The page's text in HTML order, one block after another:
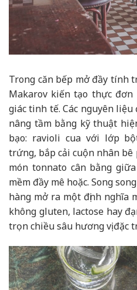
Trong căn bếp mở đầy tính
Makarov kiến tạo thực
giác tinh tế. Các nguyên
nâng tầm bằng kỹ thuật
bạo: ravioli cua với lớp
trứng, bắp cải cuộn nhân
món tonnato cân bằng
mềm đầy mê hoặc. Song
hàng mở ra một định nghĩa
không gluten, lactose hay
trọn chiều sâu hương vị đặc